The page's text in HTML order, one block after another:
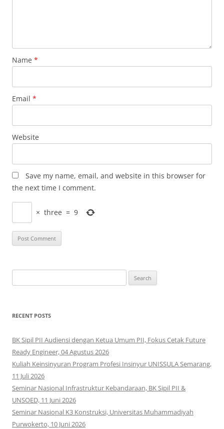
Name *
Email *
Website
Save my name, email, and website in this browser for
the next time I comment.
× three = 9
for:
RECENT POSTS
BK Sipil PII Audiensi dengan Ketua Umum PII, Fokus Cetak Future
Ready Engineer, 04 Agustus 2026
Kuliah Keinsinyuran Program Profesi Insinyur UNISSULA Semarang,
11 Juli 2026
Seminar Nasional Infrastruktur Kebandaraan, BK Sipil PII &
UNSOED, 11 Juni 2026
Seminar Nasional K3 Konstruksi, Universitas Muhammadiyah
Purwokerto, 10 Juni 2026